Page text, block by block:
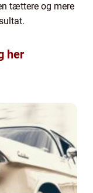
tættere og mere
her